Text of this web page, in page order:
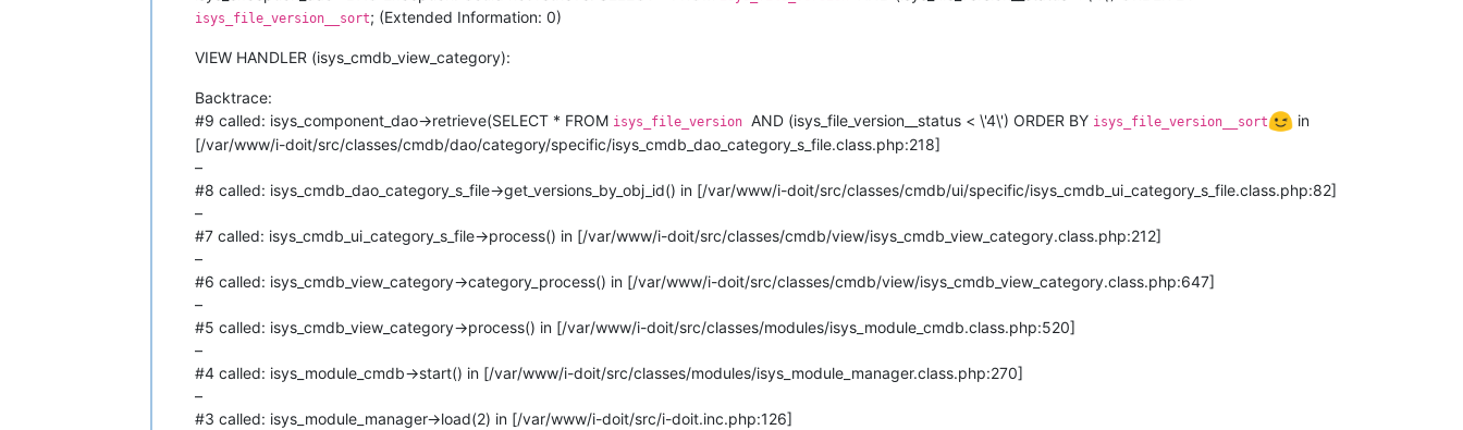
isys_file_version__sort; (Extended Information: 0)
VIEW HANDLER (isys_cmdb_view_category):
Backtrace:
#9 called: isys_component_dao->retrieve(SELECT * FROM isys_file_version AND (isys_file_version__status < \'4\') ORDER BY isys_file_version__sort
in
[/var/www/i-doit/src/classes/cmdb/dao/category/specific/isys_cmdb_dao_category_s_file.class.php:218]
–
#8 called: isys_cmdb_dao_category_s_file->get_versions_by_obj_id() in [/var/www/i-doit/src/classes/cmdb/ui/specific/isys_cmdb_ui_category_s_file.class.php:82]
–
#7 called: isys_cmdb_ui_category_s_file->process() in [/var/www/i-doit/src/classes/cmdb/view/isys_cmdb_view_category.class.php:212]
–
#6 called: isys_cmdb_view_category->category_process() in [/var/www/i-doit/src/classes/cmdb/view/isys_cmdb_view_category.class.php:647]
–
#5 called: isys_cmdb_view_category->process() in [/var/www/i-doit/src/classes/modules/isys_module_cmdb.class.php:520]
–
#4 called: isys_module_cmdb->start() in [/var/www/i-doit/src/classes/modules/isys_module_manager.class.php:270]
–
#3 called: isys_module_manager->load(2) in [/var/www/i-doit/src/i-doit.inc.php:126]